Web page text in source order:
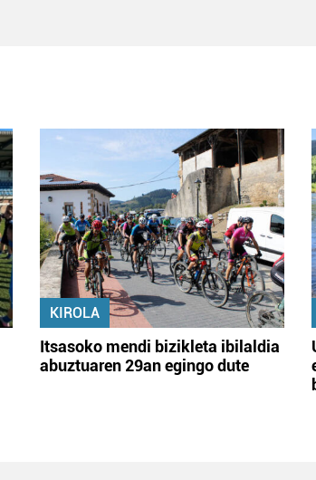
KIROLA
Itsasoko mendi bizikleta ibilaldia
abuztuaren 29an egingo dute